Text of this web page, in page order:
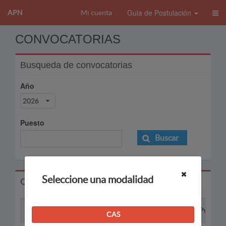
APN Mi cuenta Guia de Postulación
CONVOCATORIAS
Busqueda de convocatorias
Año
2026
Puesto
Buscar
Convocatorias
Puesto
Seleccione una modalidad
CAS